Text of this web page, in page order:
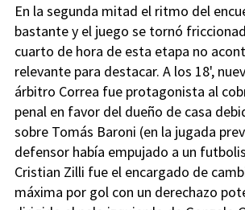
En la segunda mitad el ritmo del
bastante y el juego se tornó
cuarto de hora de esta etapa no
relevante para destacar. A los 18',
árbitro Correa fue protagonista al
penal en favor del dueño de casa
sobre Tomás Baroni (en la jugada
defensor había empujado a un
Cristian Zilli fue el encargado de
máxima por gol con un derechazo